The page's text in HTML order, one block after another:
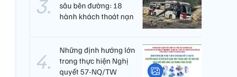
sâu bên đường: 18
hành khách thoát nạn
Những định hướng lớn
trong thực hiện Nghị
quyết 57-NQ/TW